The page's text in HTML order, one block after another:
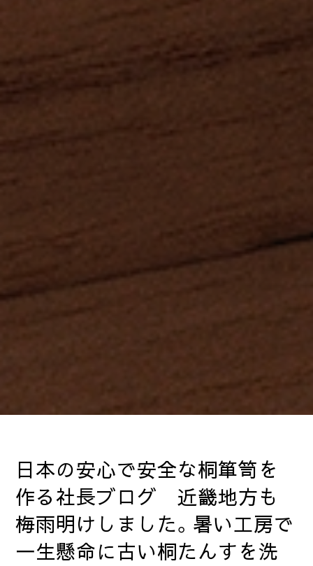
日本の安心で安全な桐箪笥を
作る社長ブログ 近畿地方も
梅雨明けしました。暑い工房で
一生懸命に古い桐たんすを洗